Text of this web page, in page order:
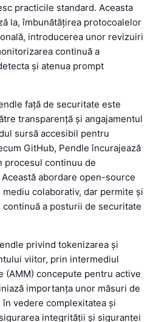
practicile standard. Aceasta
la, îmbunătățirea protocoalelor
introducerea unor revizuiri
continuă a
și atenua prompt
față de securitate este
transparență și angajamentul
sursă accesibil pentru
GitHub, Pendle încurajează
procesul continuu de
abordare open-source
colaborativ, dar permite și
a posturii de securitate
privind tokenizarea și
viitor, prin intermediul
(AMM) concepute pentru active
importanța unor măsuri de
vedere complexitatea și
integrității și siguranței